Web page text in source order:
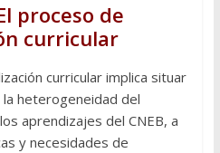
proceso de
curricular
curricular implica situar
heterogeneidad del
aprendizajes del CNEB, a
y necesidades de